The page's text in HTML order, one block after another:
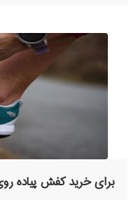
برای خرید کفش پیاده